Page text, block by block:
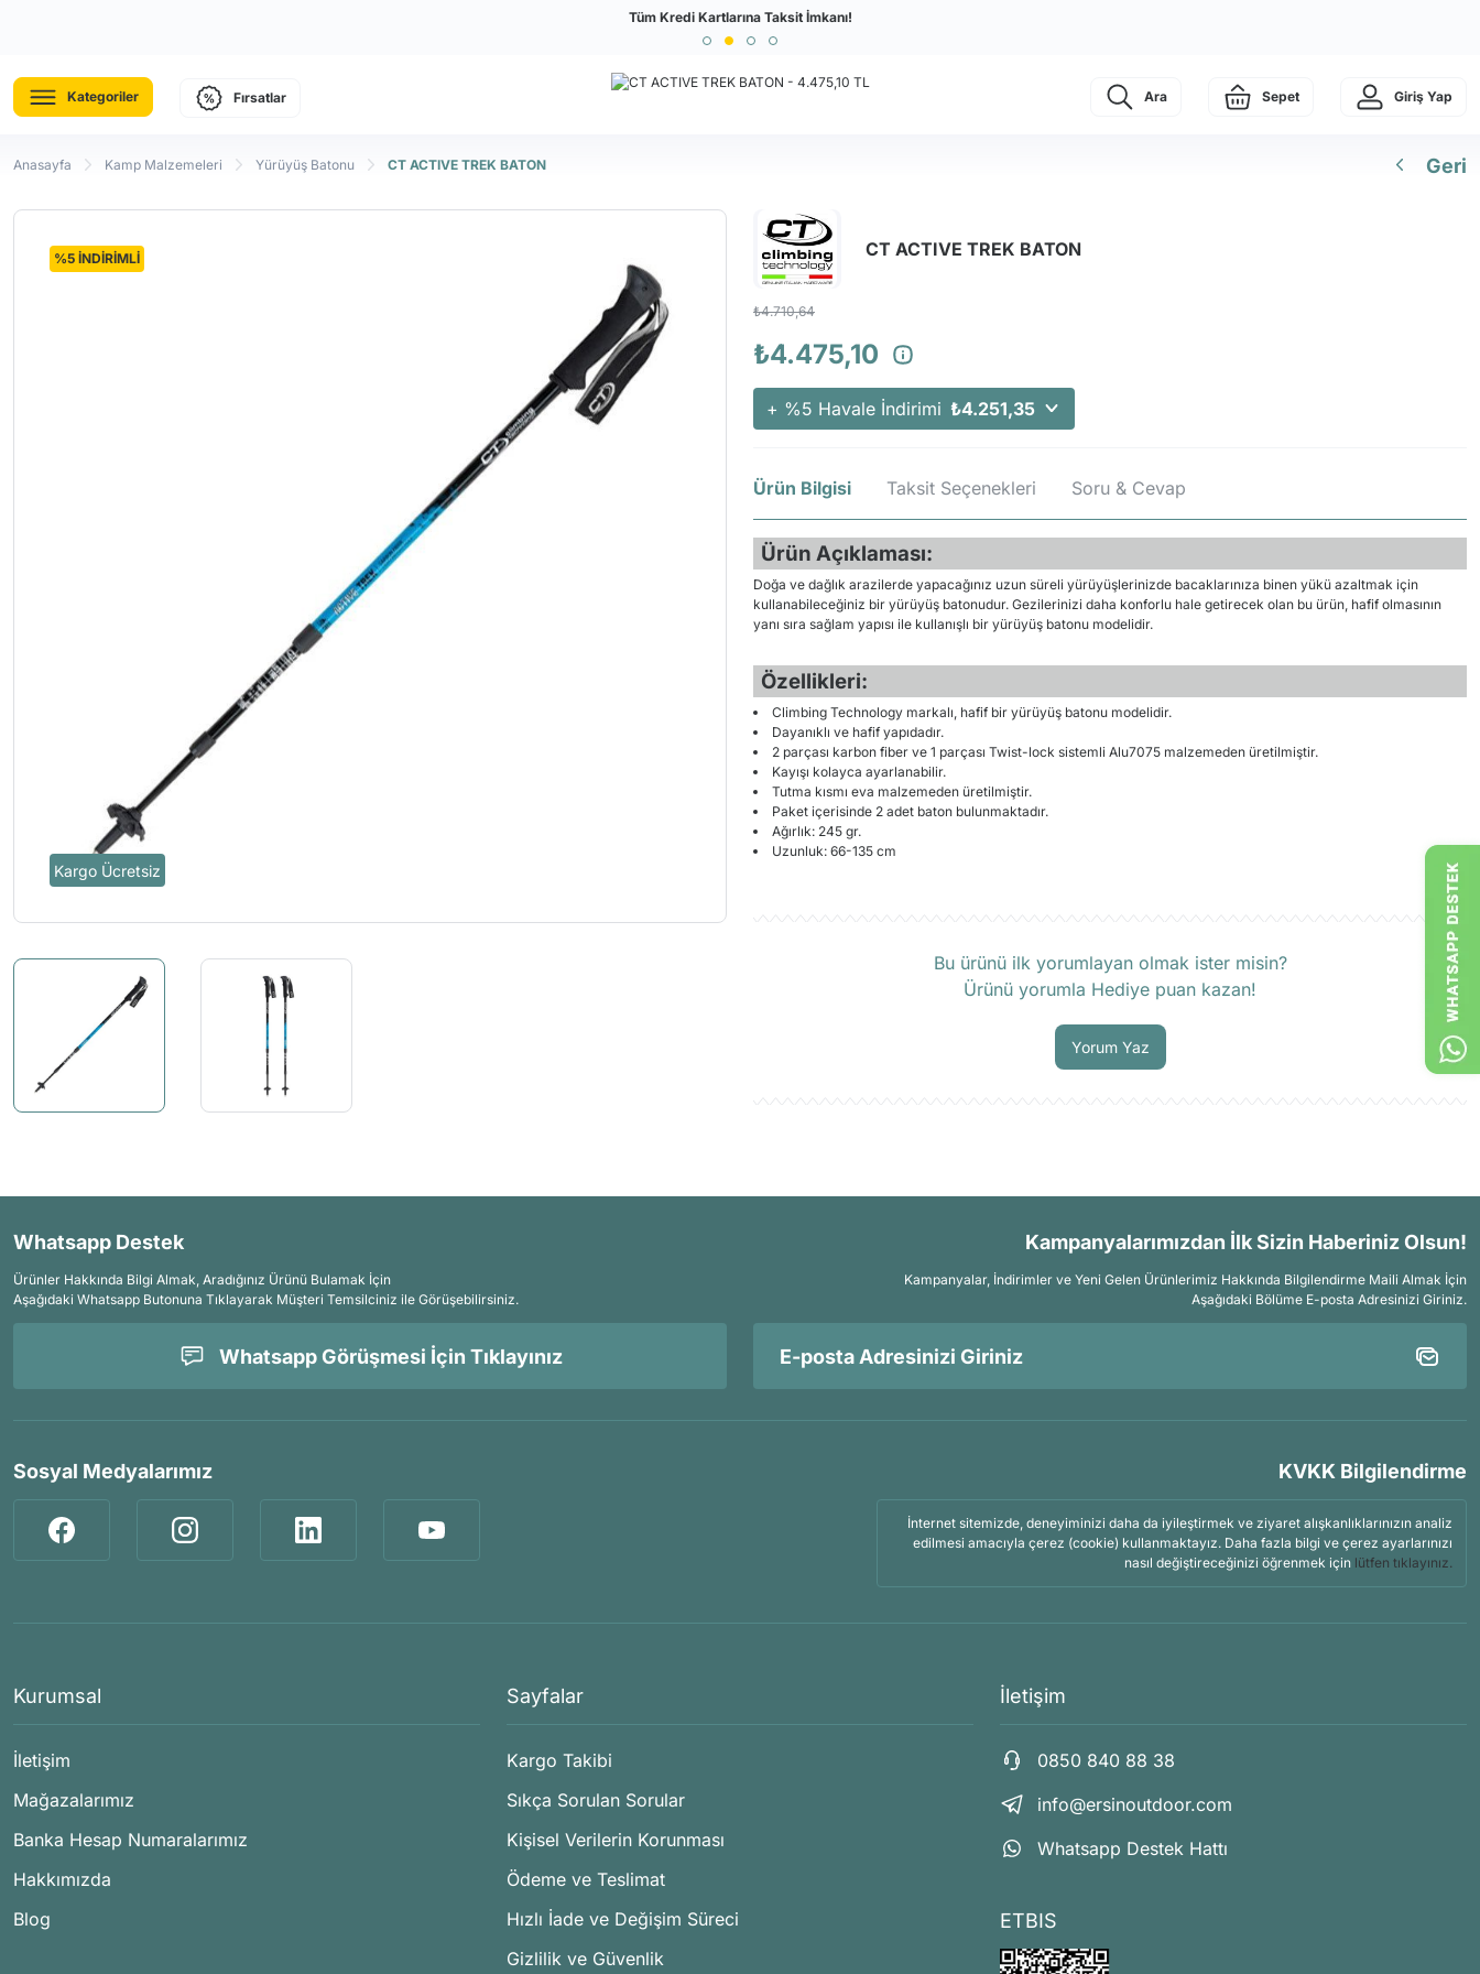
Türkiye'nin En Büyük Outdoor Sitesi
Tüm Kredi Kartlarına Taksit İmkanı!
Kategoriler Fırsatlar Ara Sepet Giriş Yap
Anasayfa Kamp Malzemeleri Yürüyüş Batonu CT ACTIVE TREK BATON Geri
Kargo Ücretsiz
%5 İNDİRİMLİ CT ACTIVE TREK BATON
₺4.710,64
₺4.475,10
+ %5 Havale İndirimi ₺4.251,35
Ürün Bilgisi Taksit Seçenekleri Soru & Cevap
Ürün Açıklaması:
Doğa ve dağlık arazilerde yapacağınız uzun süreli yürüyüşlerinizde bacaklarınıza binen yükü azaltmak için
kullanabileceğiniz bir yürüyüş batonudur. Gezilerinizi daha konforlu hale getirecek olan bu ürün, hafif olmasının
yanı sıra sağlam yapısı ile kullanışlı bir yürüyüş batonu modelidir.
Özellikleri:
Climbing Technology markalı, hafif bir yürüyüş batonu modelidir.
Dayanıklı ve hafif yapıdadır.
2 parçası karbon fiber ve 1 parçası Twist-lock sistemli Alu7075 malzemeden üretilmiştir.
Kayışı kolayca ayarlanabilir.
Tutma kısmı eva malzemeden üretilmiştir.
Paket içerisinde 2 adet baton bulunmaktadır.
Ağırlık: 245 gr.
Uzunluk: 66-135 cm
Bu ürünü ilk yorumlayan olmak ister misin?
Ürünü yorumla Hediye puan kazan!
Yorum Yaz
Whatsapp Destek
Ürünler Hakkında Bilgi Almak, Aradığınız Ürünü Bulamak İçin
Aşağıdaki Whatsapp Butonuna Tıklayarak Müşteri Temsilciniz ile Görüşebilirsiniz.
Whatsapp Görüşmesi İçin Tıklayınız
Kampanyalarımızdan İlk Sizin Haberiniz Olsun!
Kampanyalar, İndirimler ve Yeni Gelen Ürünlerimiz Hakkında Bilgilendirme Maili Almak İçin
Aşağıdaki Bölüme E-posta Adresinizi Giriniz.
Sosyal Medyalarımız KVKK Bilgilendirme
İnternet sitemizde, deneyiminizi daha da iyileştirmek ve ziyaret alışkanlıklarınızın analiz
edilmesi amacıyla çerez (cookie) kullanmaktayız. Daha fazla bilgi ve çerez ayarlarınızı
nasıl değiştireceğinizi öğrenmek için lütfen tıklayınız.
Kurumsal
İletişim
Mağazalarımız
Banka Hesap Numaralarımız
Hakkımızda
Blog
Sayfalar
Kargo Takibi
Sıkça Sorulan Sorular
Kişisel Verilerin Korunması
Ödeme ve Teslimat
Hızlı İade ve Değişim Süreci
Gizlilik ve Güvenlik
İletişim
0850 840 88 38
info@ersinoutdoor.com
Whatsapp Destek Hattı
ETBIS